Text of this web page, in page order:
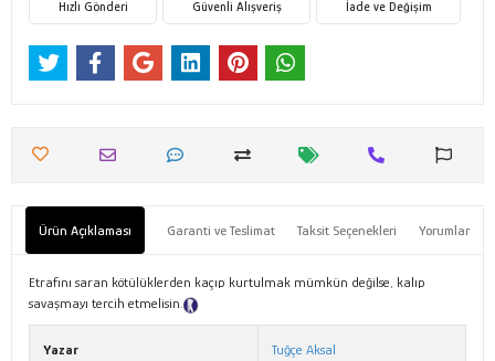
Hızlı Gönderi Güvenli Alışveriş İade ve Değişim
Ürün Açıklaması Garanti ve Teslimat Taksit Seçenekleri Yorumlar
Etrafını saran kötülüklerden kaçıp kurtulmak mümkün değilse, kalıp
savaşmayı tercih etmelisin.
Yazar Tuğçe Aksal